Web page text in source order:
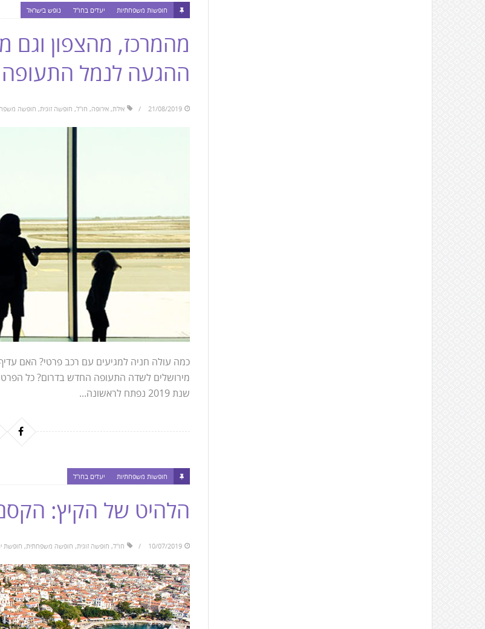
חופשות משפחתיות יעדים בחו"ל נופש בישראל
מהמרכז, מהצפון וגם
ההגעה לנמל התעופה
21/08/2019 אילת,אירופה, חו"ל, חופשה זוגית, חופשה
כמה עולה חניה למגיעים עם רכב פרטי? האם
מירושלים לשדה התעופה החדש בדרום? כל
שנת 2019 נפתח לראשונה...
חופשות משפחתיות יעדים בחו"ל
הלהיט של הקיץ:
10/07/2019 חו"ל, חופשה זוגית, חופשה משפחתית, חופשת